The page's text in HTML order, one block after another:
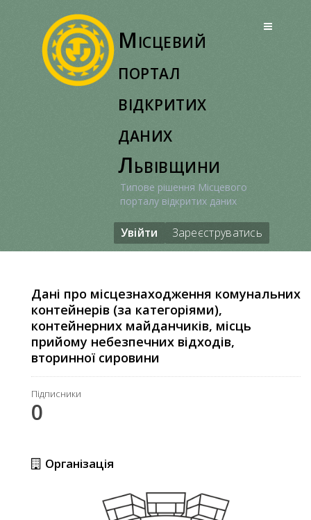
Місцевий
портал
відкритих
даних
Львівщини
Типове рішення Місцевого
порталу відкритих даних
Увійти Зареєструватись
Дані про місцезнаходження комунальних
контейнерів (за категоріями),
контейнерних майданчиків, місць
прийому небезпечних відходів,
вторинної сировини
Підписники
0
Організація